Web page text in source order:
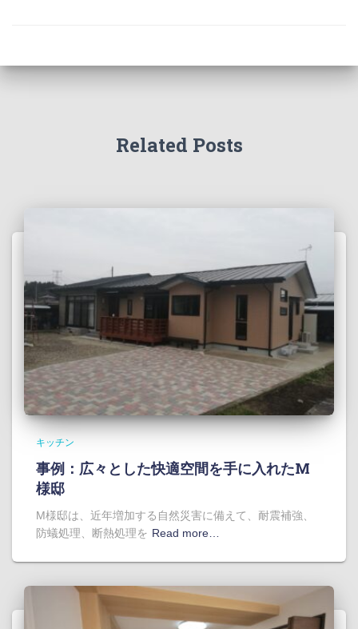
Related Posts
キッチン
事例：広々とした快適空間を手に入れたM
様邸
M様邸は、近年増加する自然災害に備えて、耐震補強、
防蟻処理、断熱処理を Read more…